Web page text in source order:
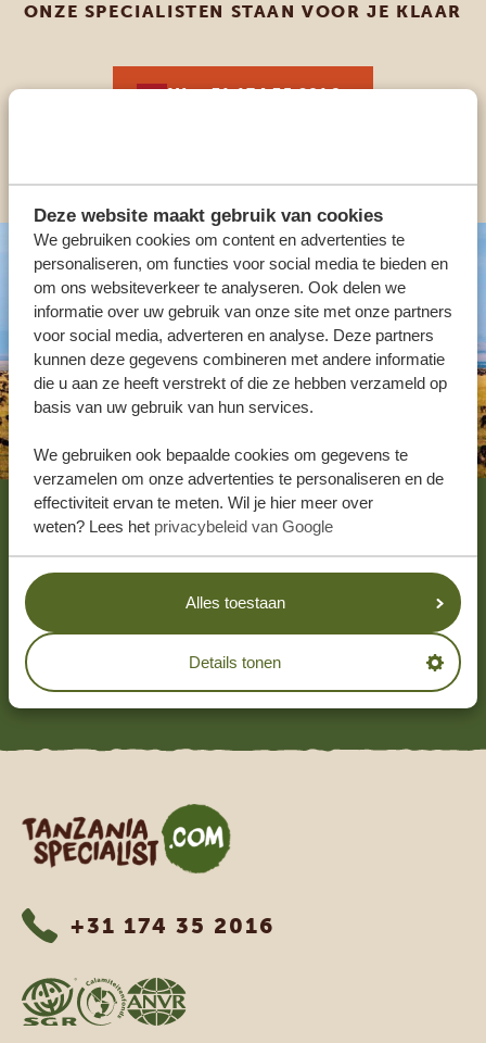
Deze website maakt gebruik van cookies
We gebruiken cookies om content en advertenties te
personaliseren, om functies voor social media te bieden en
om ons websiteverkeer te analyseren. Ook delen we
informatie over uw gebruik van onze site met onze partners
voor social media, adverteren en analyse. Deze partners
kunnen deze gegevens combineren met andere informatie
die u aan ze heeft verstrekt of die ze hebben verzameld op
basis van uw gebruik van hun services.
We gebruiken ook bepaalde cookies om gegevens te
verzamelen om onze advertenties te personaliseren en de
effectiviteit ervan te meten. Wil je hier meer over
weten? Lees het privacybeleid van Google
Alles toestaan
Details tonen
ONZE SPECIALISTEN STAAN VOOR JE KLAAR
NL:+31 174 35 2016
Footer
WAT ZEGGEN ONZE KLANTEN? LEES DE
REVIEWS!
4833+ reviews
4.7/5
1252+ reviews
LEES MEER
Tanzania Specialist
+31 174 35 2016